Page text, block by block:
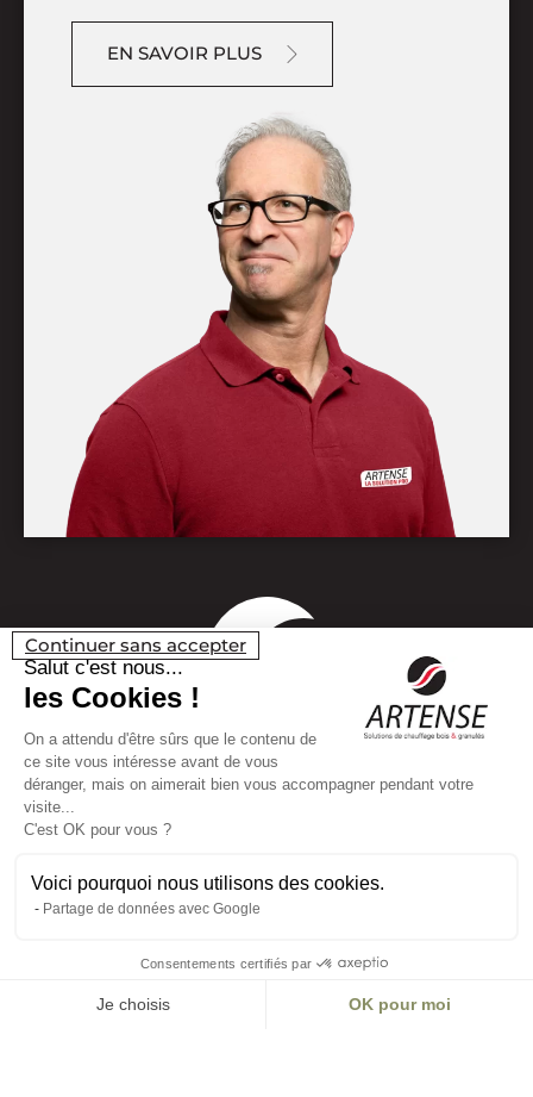
EN SAVOIR PLUS
Continuer sans accepter
Salut c'est nous...
les Cookies !
On a attendu d'être sûrs que le contenu de
ce site vous intéresse avant de vous
déranger, mais on aimerait bien vous accompagner pendant votre
visite...
C'est OK pour vous ?
Voici pourquoi nous utilisons des cookies.
Partage de données avec Google
Consentements certifiés par
Je choisis OK pour moi